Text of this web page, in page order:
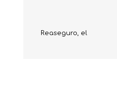
Reaseguro, el